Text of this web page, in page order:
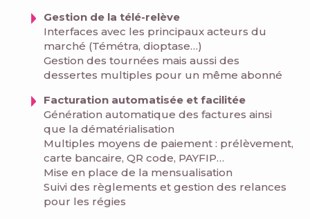
Gestion de la télé-relève
Interfaces avec les principaux acteurs du
marché (Témétra, dioptase…)
Gestion des tournées mais aussi des
dessertes multiples pour un même abonné
Facturation automatisée et facilitée
Génération automatique des factures ainsi
que la dématérialisation
Multiples moyens de paiement : prélèvement,
carte bancaire, QR code, PAYFIP…
Mise en place de la mensualisation
Suivi des règlements et gestion des relances
pour les régies